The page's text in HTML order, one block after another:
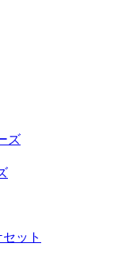
ズ
ット